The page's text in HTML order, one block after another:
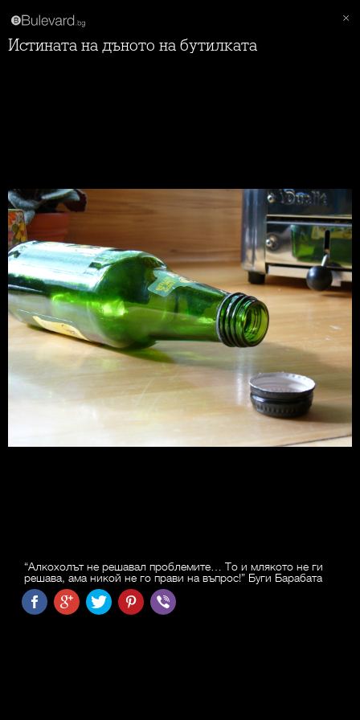
Истината на дъното на бутилката
“Алкохолът не решавал проблемите… То и млякото не ги
решава, ама никой не го прави на въпрос!” Буги Барабата